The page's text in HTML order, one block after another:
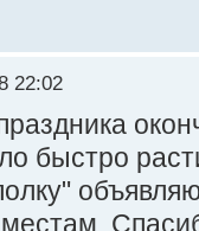
22:02
быстро